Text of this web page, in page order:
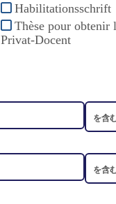
Habilitationsschrift
Thèse pour obtenir
Privat-Docent